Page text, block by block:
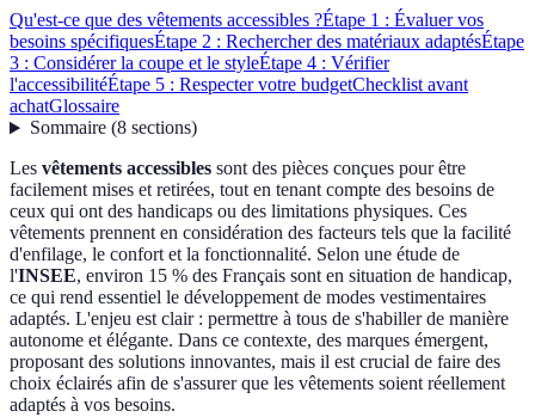
Qu'est-ce que des vêtements accessibles ?Étape 1 : Évaluer vos
besoins spécifiquesÉtape 2 : Rechercher des matériaux adaptésÉtape
3 : Considérer la coupe et le styleÉtape 4 : Vérifier
l'accessibilitéÉtape 5 : Respecter votre budgetChecklist avant
achatGlossaire
Sommaire(8 sections)
Les vêtements accessibles sont des pièces conçues pour être
facilement mises et retirées, tout en tenant compte des besoins de
ceux qui ont des handicaps ou des limitations physiques. Ces
vêtements prennent en considération des facteurs tels que la facilité
d'enfilage, le confort et la fonctionnalité. Selon une étude de
l'INSEE, environ 15 % des Français sont en situation de handicap,
ce qui rend essentiel le développement de modes vestimentaires
adaptés. L'enjeu est clair : permettre à tous de s'habiller de manière
autonome et élégante. Dans ce contexte, des marques émergent,
proposant des solutions innovantes, mais il est crucial de faire des
choix éclairés afin de s'assurer que les vêtements soient réellement
adaptés à vos besoins.